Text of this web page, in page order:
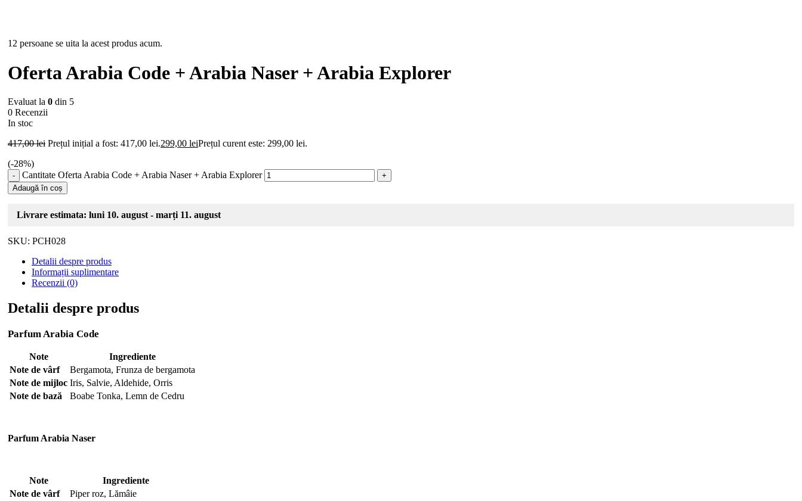
12 persoane se uita la acest produs acum.
Oferta Arabia Code + Arabia Naser + Arabia Explorer
Evaluat la 0 din 5
0 Recenzii
In stoc
417,00lei Prețul inițial a fost: 417,00 lei.299,00 leiPrețul curent este: 299,00 lei.
(-28%)
Cantitate Oferta Arabia Code + Arabia Naser + Arabia Explorer
Adaugă în coș
Livrare estimata: luni 10. august - marți 11. august
SKU: PCH028
Detalii despre produs
Informații suplimentare
Recenzii (0)
Detalii despre produs
Parfum Arabia Code
Note
Ingrediente
Note de vârf
Bergamota, Frunza de bergamota
Note de mijloc Iris, Salvie, Aldehide, Orris
Note de bază
Boabe Tonka, Lemn de Cedru
Parfum Arabia Naser
Note
Ingrediente
Note de vârf
Piper roz, Lămâie